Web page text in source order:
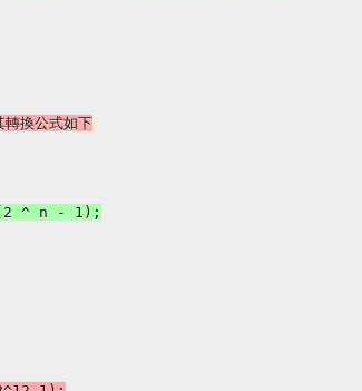
(2 ^ n - 1);